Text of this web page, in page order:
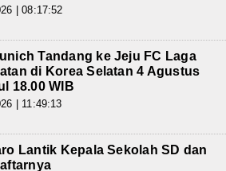
| 08:17:52
Tandang ke Jeju FC Laga
di Korea Selatan 4 Agustus
18.00 WIB
| 11:49:13
Lantik Kepala Sekolah SD dan